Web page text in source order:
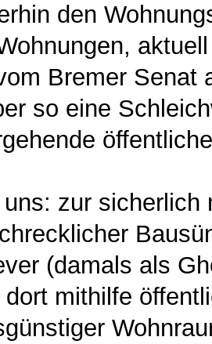
den
Bremer Senat
so eine
zur
(damals als
mithilfe